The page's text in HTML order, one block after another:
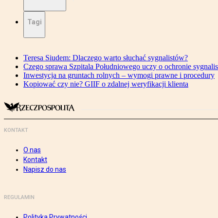
Tagi
Teresa Siudem: Dlaczego warto słuchać sygnalistów?
Czego sprawa Szpitala Południowego uczy o ochronie
Inwestycja na gruntach rolnych – wymogi prawne i procedury
Kopiować czy nie? GIIF o zdalnej weryfikacji klienta
KONTAKT
O nas
Kontakt
Napisz do nas
REGULAMIN